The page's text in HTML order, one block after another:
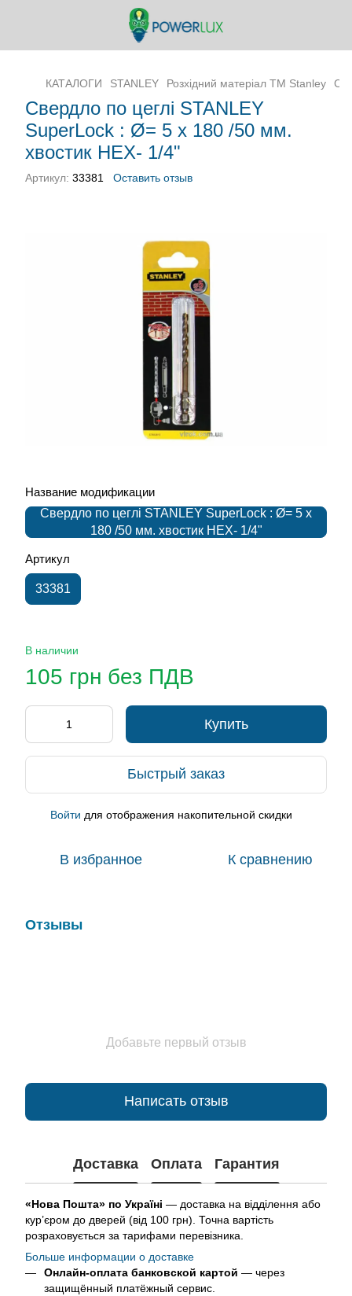
КАТАЛОГИ STANLEY Розхідний матеріал ТМ Stanley
Свердло по цеглі STANLEY
SuperLock : Ø= 5 x 180 /50 мм.
хвостик HEX- 1/4"
Артикул: 33381 Оставить отзыв
Название модификации
Свердло по цеглі STANLEY SuperLock : Ø= 5 x
180 /50 мм. хвостик HEX- 1/4"
Артикул
33381
В наличии
105 грн без ПДВ
Купить
Быстрый заказ
Войти для отображения накопительной скидки
В избранное К сравнению
Отзывы
Добавьте первый отзыв
Написать отзыв
Доставка Оплата Гарантия
«Нова Пошта» по Україні — доставка на відділення або
кур’єром до дверей (від 100 грн). Точна вартість
розраховується за тарифами перевізника.
Больше информации о доставке
Онлайн-оплата банковской картой — через
защищённый платёжный сервис.